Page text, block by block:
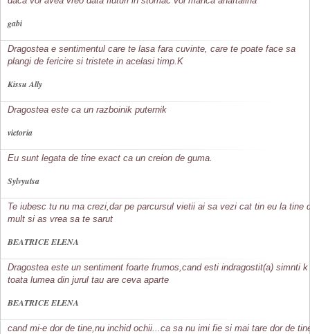
gabi
Dragostea e sentimentul care te lasa fara cuvinte, care te poate face sa
plangi de fericire si tristete in acelasi timp.K
Kissu Ally
Dragostea este ca un razboinik puternik
victoria
Eu sunt legata de tine exact ca un creion de guma.
Sylvyutsa
Te iubesc tu nu ma crezi,dar pe parcursul vietii ai sa vezi cat tin eu la tine
mult si as vrea sa te sarut
BEATRICE ELENA
Dragostea este un sentiment foarte frumos,cand esti indragostit(a) simnti k
toata lumea din jurul tau are ceva aparte
BEATRICE ELENA
cand mi-e dor de tine,nu inchid ochii...ca sa nu imi fie si mai tare dor de